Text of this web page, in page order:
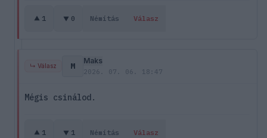
1 0 Némítás Válasz
↳ Válasz M
Maks
2026. 07. 06. 18:47
Mégis csinálod.
1 1 Némítás Válasz